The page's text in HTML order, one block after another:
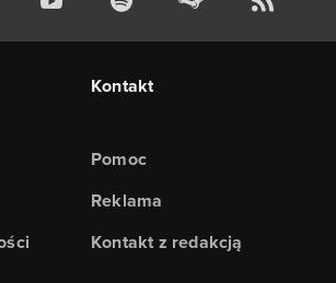
Kontakt
Pomoc
Reklama
Kontakt z redakcją